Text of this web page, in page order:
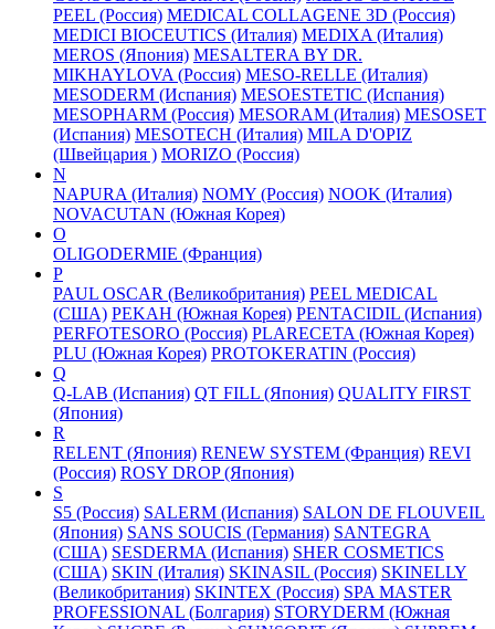
PEEL (Россия) MEDICAL COLLAGENE 3D (Россия)
MEDICI BIOCEUTICS (Италия) MEDIXA (Италия)
MEROS (Япония) MESALTERA BY DR.
MIKHAYLOVA (Россия) MESO-RELLE (Италия)
MESODERM (Испания) MESOESTETIC (Испания)
MESOPHARM (Россия) MESORAM (Италия) MESOSET
(Испания) MESOTECH (Италия) MILA D'OPIZ
(Швейцария ) MORIZO (Россия)
N
NAPURA (Италия) NOMY (Россия) NOOK (Италия)
NOVACUTAN (Южная Корея)
O
OLIGODERMIE (Франция)
P
PAUL OSCAR (Великобритания) PEEL MEDICAL
(США) PEKAH (Южная Корея) PENTACIDIL (Испания)
PERFOTESORO (Россия) PLARECETA (Южная Корея)
PLU (Южная Корея) PROTOKERATIN (Россия)
Q
Q-LAB (Испания) QT FILL (Япония) QUALITY FIRST
(Япония)
R
RELENT (Япония) RENEW SYSTEM (Франция) REVI
(Россия) ROSY DROP (Япония)
S
S5 (Россия) SALERM (Испания) SALON DE FLOUVEIL
(Япония) SANS SOUCIS (Германия) SANTEGRA
(США) SESDERMA (Испания) SHER COSMETICS
(США) SKIN (Италия) SKINASIL (Россия) SKINELLY
(Великобритания) SKINTEX (Россия) SPA MASTER
PROFESSIONAL (Болгария) STORYDERM (Южная